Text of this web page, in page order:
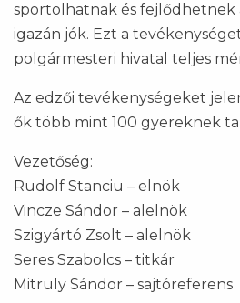
sportolhatnak és fejlődhetnek
igazán jók. Ezt a
polgármesteri hivatal teljes
Az edzői tevékenységeket
ők több mint 100 gyereknek
Vezetőség:
Rudolf Stanciu – elnök
Vincze Sándor – alelnök
Szigyártó Zsolt – alelnök
Seres Szabolcs – titkár
Mitruly Sándor – sajtóreferens